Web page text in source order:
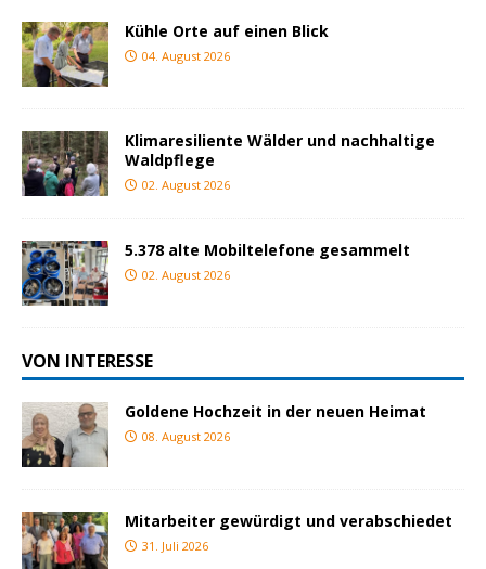
Kühle Orte auf einen Blick
04. August 2026
Klimaresiliente Wälder und nachhaltige
Waldpflege
02. August 2026
5.378 alte Mobiltelefone gesammelt
02. August 2026
VON INTERESSE
Goldene Hochzeit in der neuen Heimat
08. August 2026
Mitarbeiter gewürdigt und verabschiedet
31. Juli 2026